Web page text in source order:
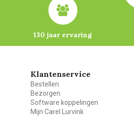
130 jaar ervaring
Klantenservice
Bestellen
Bezorgen
Software koppelingen
Mijn Carel Lurvink